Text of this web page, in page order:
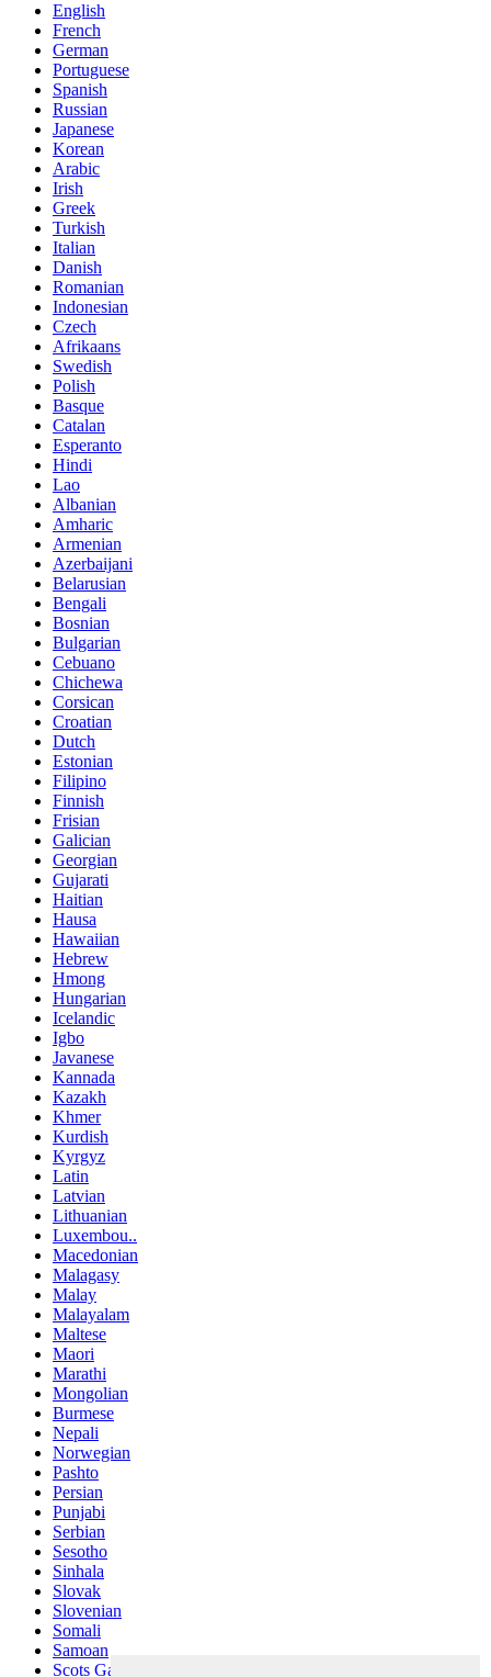
English
French
German
Portuguese
Spanish
Russian
Japanese
Korean
Arabic
Irish
Greek
Turkish
Italian
Danish
Romanian
Indonesian
Czech
Afrikaans
Swedish
Polish
Basque
Catalan
Esperanto
Hindi
Lao
Albanian
Amharic
Armenian
Azerbaijani
Belarusian
Bengali
Bosnian
Bulgarian
Cebuano
Chichewa
Corsican
Croatian
Dutch
Estonian
Filipino
Finnish
Frisian
Galician
Georgian
Gujarati
Haitian
Hausa
Hawaiian
Hebrew
Hmong
Hungarian
Icelandic
Igbo
Javanese
Kannada
Kazakh
Khmer
Kurdish
Kyrgyz
Latin
Latvian
Lithuanian
Luxembou..
Macedonian
Malagasy
Malay
Malayalam
Maltese
Maori
Marathi
Mongolian
Burmese
Nepali
Norwegian
Pashto
Persian
Punjabi
Serbian
Sesotho
Sinhala
Slovak
Slovenian
Somali
Samoan
Scots Gaelic